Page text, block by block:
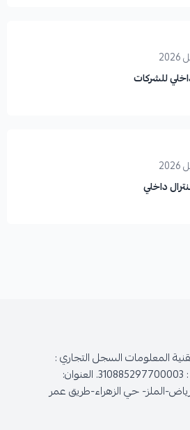
للشركات
داخلي
المعلومات السجل التجاري :
1010450000 الرقم الضريبي : 310885297700003. العنوان:
الملز- حي الزهراء-طريق عمر